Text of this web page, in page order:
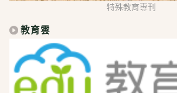
特殊教育專刊
教育雲